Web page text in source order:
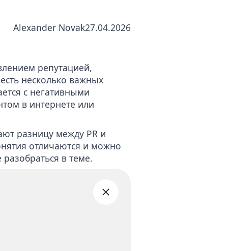
Alexander Novak27.04.2026
репутацией,
несколько важных
с негативными
в интернете или
разницу между PR и
отличаются и можно
в теме.